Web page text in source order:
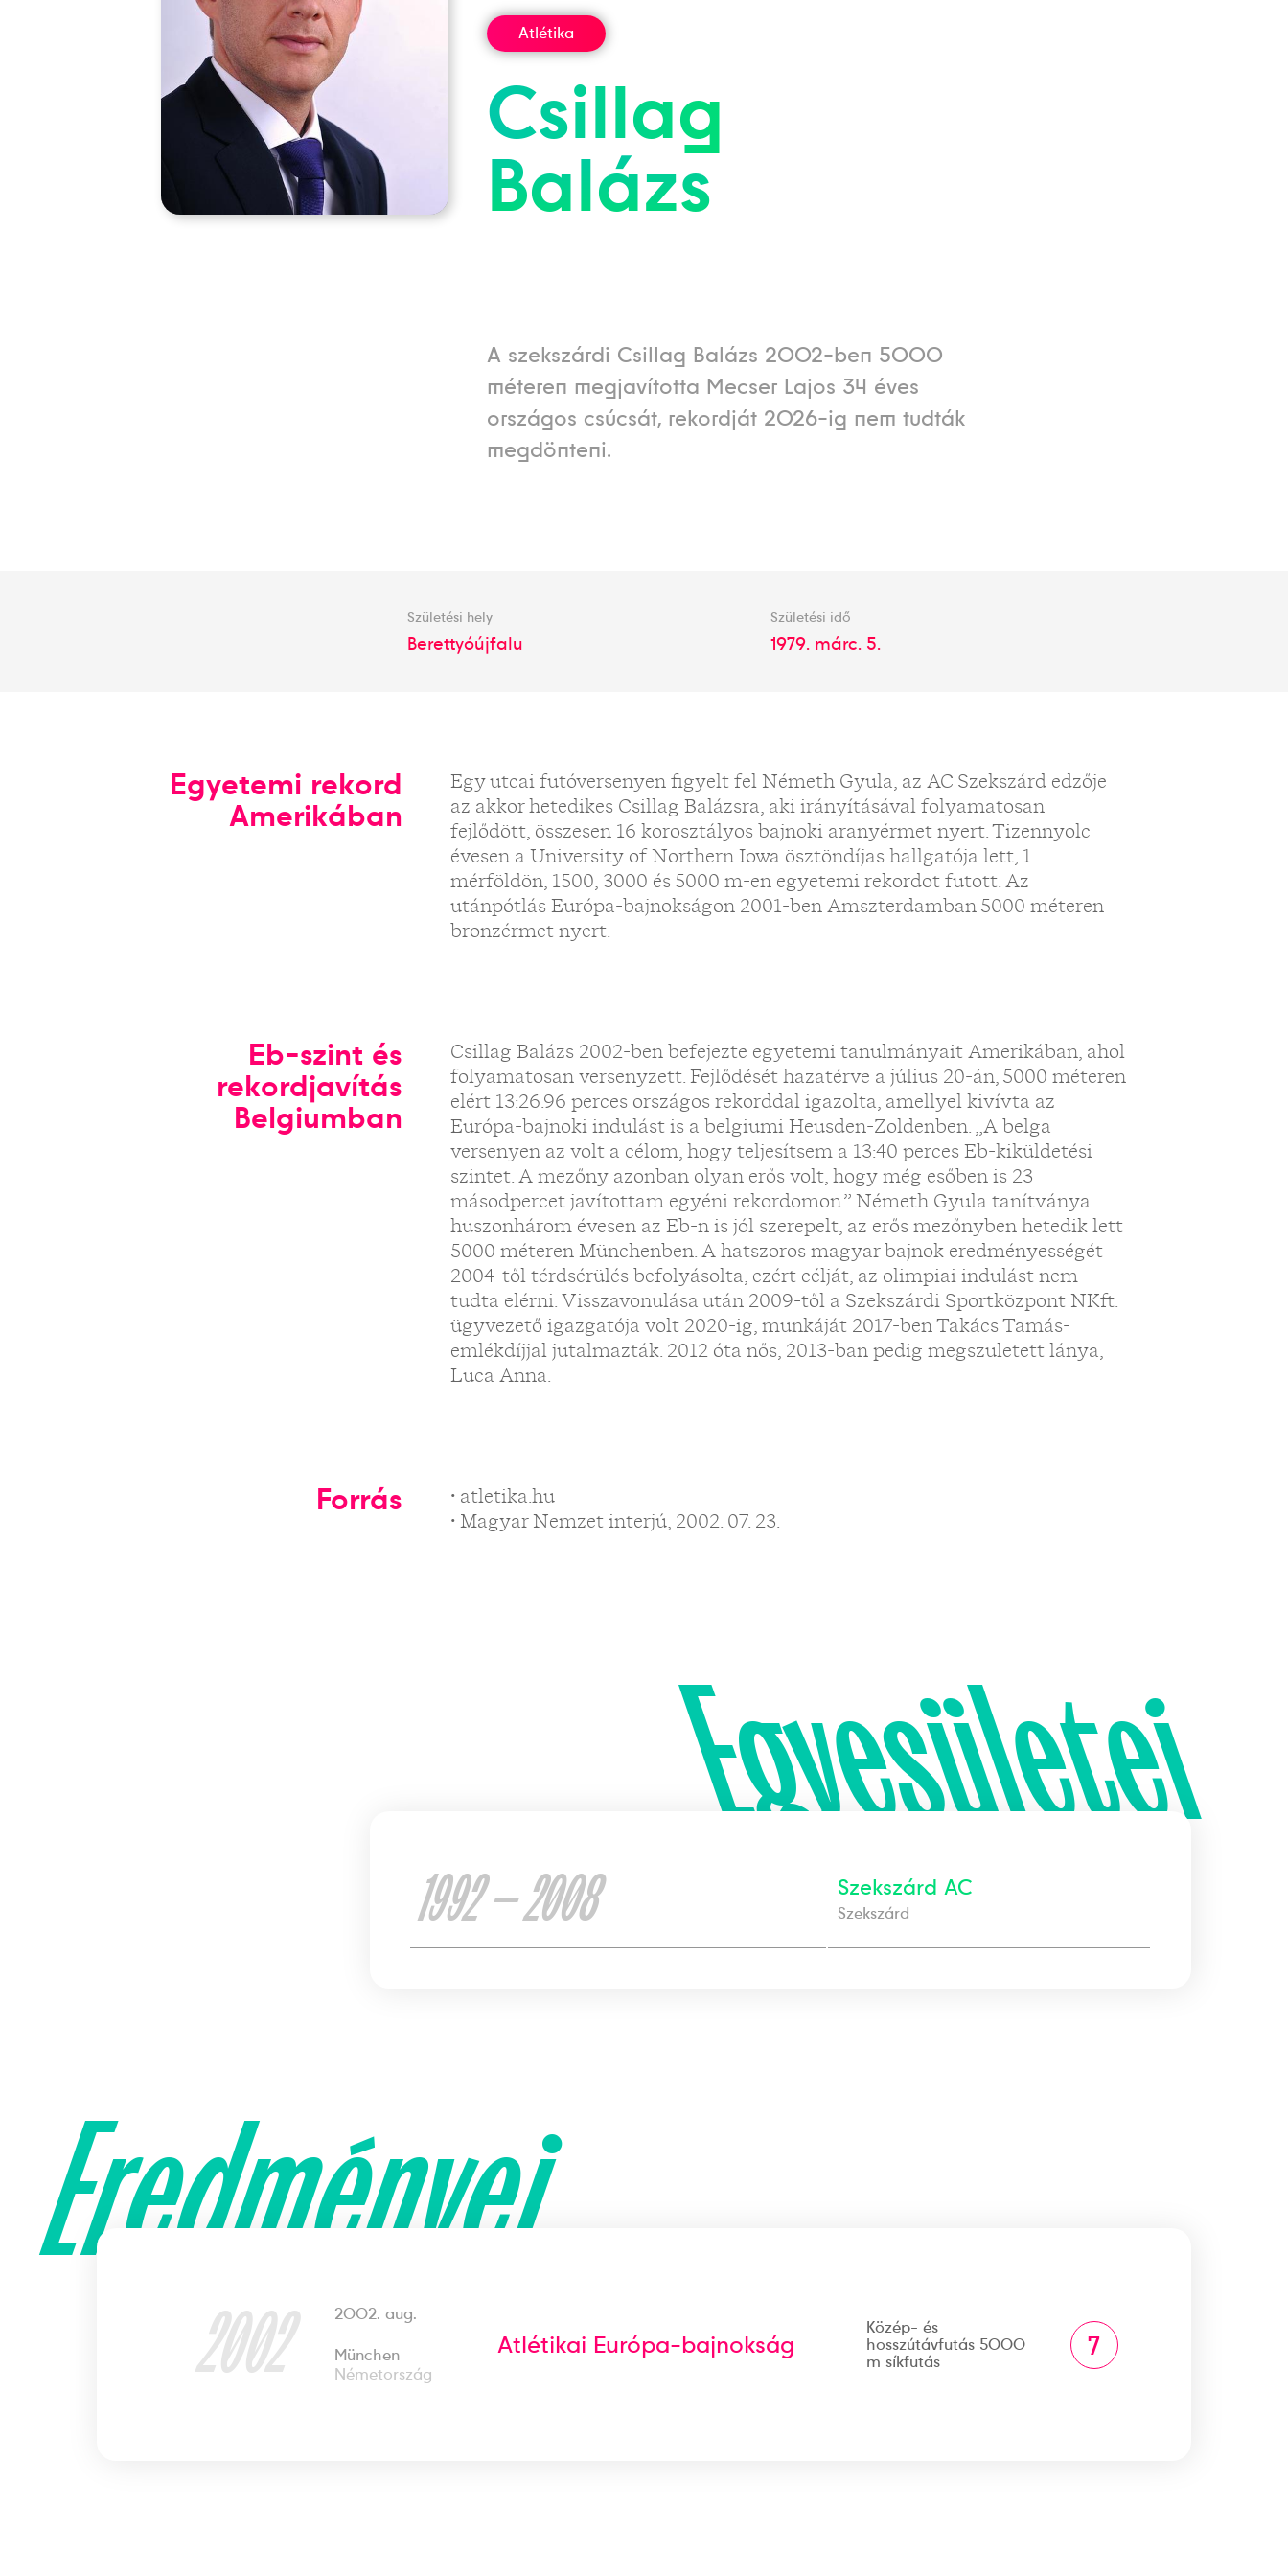
Atlétika
Csillag
Balázs
A szekszárdi Csillag Balázs 2002-ben 5000
méteren megjavította Mecser Lajos 34 éves
országos csúcsát, rekordját 2026-ig nem tudták
megdönteni.
Születési hely
Berettyóújfalu
Születési idő
1979. márc. 5.
Egyetemi rekord
Amerikában
Egy utcai futóversenyen figyelt fel Németh Gyula, az AC Szekszárd edzője
az akkor hetedikes Csillag Balázsra, aki irányításával folyamatosan
fejlődött, összesen 16 korosztályos bajnoki aranyérmet nyert. Tizennyolc
évesen a University of Northern Iowa ösztöndíjas hallgatója lett, 1
mérföldön, 1500, 3000 és 5000 m-en egyetemi rekordot futott. Az
utánpótlás Európa-bajnokságon 2001-ben Amszterdamban 5000 méteren
bronzérmet nyert.
Eb-szint és
rekordjavítás
Belgiumban
Csillag Balázs 2002-ben befejezte egyetemi tanulmányait Amerikában, ahol
folyamatosan versenyzett. Fejlődését hazatérve a július 20-án, 5000 méteren
elért 13:26.96 perces országos rekorddal igazolta, amellyel kivívta az
Európa-bajnoki indulást is a belgiumi Heusden-Zoldenben. „A belga
versenyen az volt a célom, hogy teljesítsem a 13:40 perces Eb-kiküldetési
szintet. A mezőny azonban olyan erős volt, hogy még esőben is 23
másodpercet javítottam egyéni rekordomon.” Németh Gyula tanítványa
huszonhárom évesen az Eb-n is jól szerepelt, az erős mezőnyben hetedik lett
5000 méteren Münchenben. A hatszoros magyar bajnok eredményességét
2004-től térdsérülés befolyásolta, ezért célját, az olimpiai indulást nem
tudta elérni. Visszavonulása után 2009-től a Szekszárdi Sportközpont NKft.
ügyvezető igazgatója volt 2020-ig, munkáját 2017-ben Takács Tamás-
emlékdíjjal jutalmazták. 2012 óta nős, 2013-ban pedig megszületett lánya,
Luca Anna.
Forrás
• atletika.hu
• Magyar Nemzet interjú, 2002. 07. 23.
Egyesületei
1992 — 2008 Szekszárd AC
Szekszárd
Eredményei
2002 2002. aug.
München
Németország
Atlétikai Európa-bajnokság
Közép- és
hosszútávfutás 5000
m síkfutás
7